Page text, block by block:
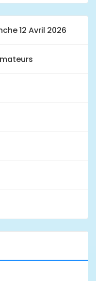
12 Avril 2026